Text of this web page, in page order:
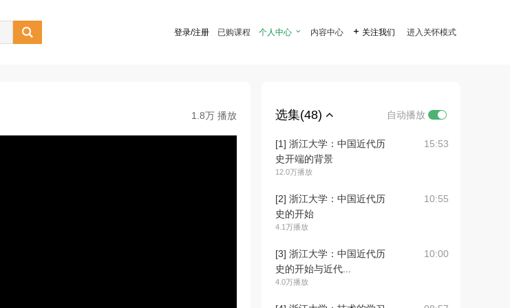
 登录/注册 已购课程 个人中心  内容中心  关注我们 进入关怀模式
1.8万 播放 选集(48) 自动播放
[1] 浙江大学：中国近代历
史开端的背景
12.0万播放
15:53
[2] 浙江大学：中国近代历
史的开始
4.1万播放
10:55
[3] 浙江大学：中国近代历
史的开始与近代...
4.0万播放
10:00